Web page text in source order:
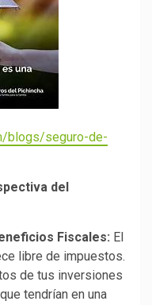
blogs/seguro-de-
del
Fiscales: El
libre de impuestos.
de tus inversiones
tendrían en una